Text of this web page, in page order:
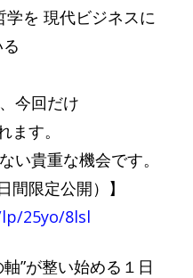
学を 現代ビジネスに
今回だけ
す。
い貴重な機会です。
間限定公開）】
25yo/8lsl
”が整い始める１日